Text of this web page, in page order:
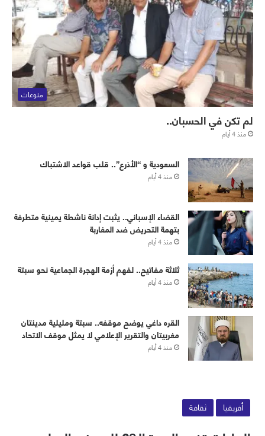
منوعات
لم تكن في الحسبان..
منذ 4 أيام
‏⁧‫السعودية‬⁩ و “الأذرع”.. قلب قواعد الاشتباك
منذ 4 أيام
القضاء الإسباني.. يثبت إدانة ناشطة يمينية متطرفة
بتهمة التحريض ضد المغاربة
منذ 4 أيام
ثلاثة مفاتيح.. لفهم أزمة الهجرة الجماعية نحو سبتة
منذ 4 أيام
القره داغي يوضح موقفه.. سبتة ومليلية مدينتان
مغربيتان والتقرير الإعلامي لا يمثل موقف الاتحاد
منذ 4 أيام